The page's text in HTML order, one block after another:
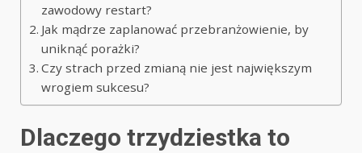
zawodowy restart?
Jak mądrze zaplanować przebranżowienie, by
uniknąć porażki?
Czy strach przed zmianą nie jest największym
wrogiem sukcesu?
Dlaczego trzydziestka to